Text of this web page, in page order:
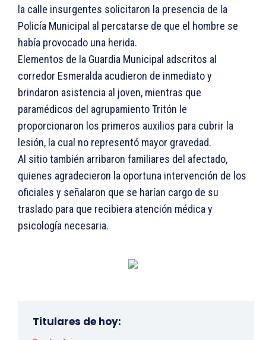
la calle insurgentes solicitaron la presencia de la
Policía Municipal al percatarse de que el hombre se
había provocado una herida.
Elementos de la Guardia Municipal adscritos al
corredor Esmeralda acudieron de inmediato y
brindaron asistencia al joven, mientras que
paramédicos del agrupamiento Tritón le
proporcionaron los primeros auxilios para cubrir la
lesión, la cual no representó mayor gravedad.
Al sitio también arribaron familiares del afectado,
quienes agradecieron la oportuna intervención de los
oficiales y señalaron que se harían cargo de su
traslado para que recibiera atención médica y
psicología necesaria.
Titulares de hoy: